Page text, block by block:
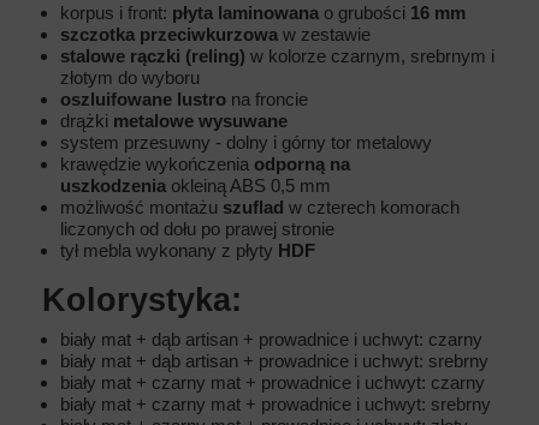
korpus i front: płyta laminowana o grubości 16 mm
szczotka przeciwkurzowa w zestawie
stalowe rączki (reling) w kolorze czarnym, srebrnym i
złotym do wyboru
oszluifowane lustro na froncie
drążki metalowe wysuwane
system przesuwny - dolny i górny tor metalowy
krawędzie wykończenia odporną na
uszkodzenia okleiną ABS 0,5 mm
możliwość montażu szuflad w czterech komorach
liczonych od dołu po prawej stronie
tył mebla wykonany z płyty HDF
Kolorystyka:
biały mat + dąb artisan + prowadnice i uchwyt: czarny
biały mat + dąb artisan + prowadnice i uchwyt: srebrny
biały mat + czarny mat + prowadnice i uchwyt: czarny
biały mat + czarny mat + prowadnice i uchwyt: srebrny